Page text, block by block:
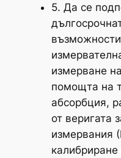
5. Да се
измерване
помощта на
абсорбция,
от веригата
измервания
калибриране